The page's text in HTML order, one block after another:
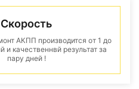
Скорость
АКПП производится от 1 до
и качественнвй результат за
пару дней !